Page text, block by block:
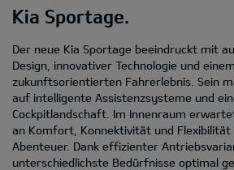
Kia Sportage.
Der neue Kia Sportage beeindruckt mit
Design, innovativer Technologie und
zukunftsorientierten Fahrerlebnis. Sein
auf intelligente Assistenzsysteme und
Cockpitlandschaft. Im Innenraum
an Komfort, Konnektivität und
Abenteuer. Dank effizienter
unterschiedlichste Bedürfnisse optimal